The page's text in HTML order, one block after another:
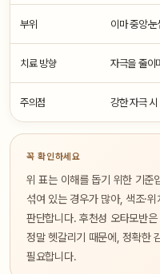
부위 이마 중앙·
치료 방향 자극을 줄이
주의점 강한 자극
꼭 확인하세요
위 표는 이해를 돕기 위한 기준
섞여 있는 경우가 많아, 색조·
판단합니다. 후천성 오타모반
정말 헷갈리기 때문에, 정확한
필요합니다.